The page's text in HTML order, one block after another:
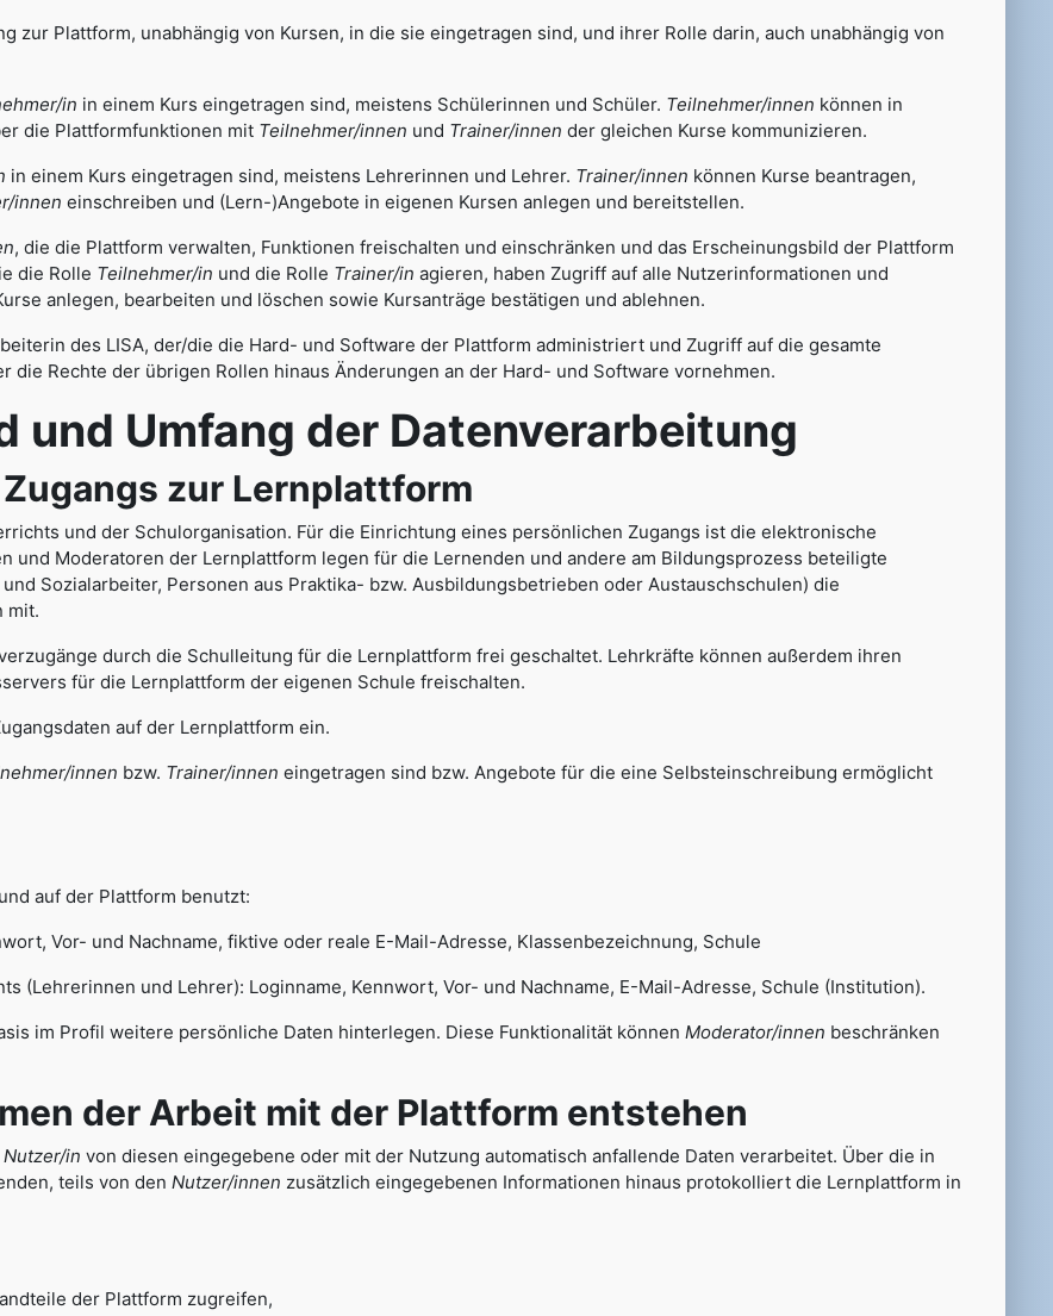
zur Plattform, unabhängig von Kursen, in die sie eingetragen sind, und ihrer Rolle darin, auch unabhängig von
in in einem Kurs eingetragen sind, meistens Schülerinnen und Schüler. Teilnehmer/innen können in
die Plattformfunktionen mit Teilnehmer/innen und Trainer/innen der gleichen Kurse kommunizieren.
in einem Kurs eingetragen sind, meistens Lehrerinnen und Lehrer. Trainer/innen können Kurse beantragen,
innen einschreiben und (Lern-)Angebote in eigenen Kursen anlegen und bereitstellen.
, die die Plattform verwalten, Funktionen freischalten und einschränken und das Erscheinungsbild der Plattform
die Rolle Teilnehmer/in und die Rolle Trainer/in agieren, haben Zugriff auf alle Nutzerinformationen und
anlegen, bearbeiten und löschen sowie Kursanträge bestätigen und ablehnen.
des LISA, der/die die Hard- und Software der Plattform administriert und Zugriff auf die gesamte
die Rechte der übrigen Rollen hinaus Änderungen an der Hard- und Software vornehmen.
Umfang der Datenverarbeitung
zur Lernplattform
und der Schulorganisation. Für die Einrichtung eines persönlichen Zugangs ist die elektronische
und Moderatoren der Lernplattform legen für die Lernenden und andere am Bildungsprozess beteiligte
Sozialarbeiter, Personen aus Praktika- bzw. Ausbildungsbetrieben oder Austauschschulen) die
mit.
durch die Schulleitung für die Lernplattform frei geschaltet. Lehrkräfte können außerdem ihren
für die Lernplattform der eigenen Schule freischalten.
auf der Lernplattform ein.
innen bzw. Trainer/innen eingetragen sind bzw. Angebote für die eine Selbsteinschreibung ermöglicht
auf der Plattform benutzt:
Vor- und Nachname, fiktive oder reale E-Mail-Adresse, Klassenbezeichnung, Schule
und Lehrer): Loginname, Kennwort, Vor- und Nachname, E-Mail-Adresse, Schule (Institution).
im Profil weitere persönliche Daten hinterlegen. Diese Funktionalität können Moderator/innen beschränken
der Arbeit mit der Plattform entstehen
Nutzer/in von diesen eingegebene oder mit der Nutzung automatisch anfallende Daten verarbeitet. Über die in
teils von den Nutzer/innen zusätzlich eingegebenen Informationen hinaus protokolliert die Lernplattform in
der Plattform zugreifen,